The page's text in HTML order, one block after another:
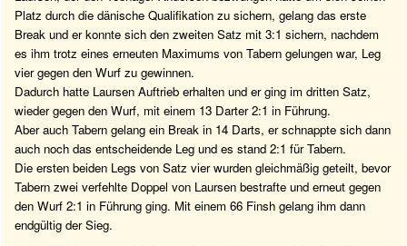
Platz durch die dänische Qualifikation zu sichern, gelang das erste
Break und er konnte sich den zweiten Satz mit 3:1 sichern, nachdem
es ihm trotz eines erneuten Maximums von Tabern gelungen war, Leg
vier gegen den Wurf zu gewinnen.
Dadurch hatte Laursen Auftrieb erhalten und er ging im dritten Satz,
wieder gegen den Wurf, mit einem 13 Darter 2:1 in Führung.
Aber auch Tabern gelang ein Break in 14 Darts, er schnappte sich dann
auch noch das entscheidende Leg und es stand 2:1 für Tabern.
Die ersten beiden Legs von Satz vier wurden gleichmäßig geteilt, bevor
Tabern zwei verfehlte Doppel von Laursen bestrafte und erneut gegen
den Wurf 2:1 in Führung ging. Mit einem 66 Finsh gelang ihm dann
endgültig der Sieg.